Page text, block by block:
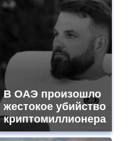
В ОАЭ произошло
жестокое убийство
криптомиллионера